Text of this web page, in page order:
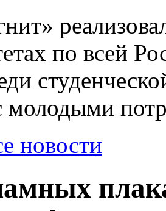
по всей
молодыми
новости